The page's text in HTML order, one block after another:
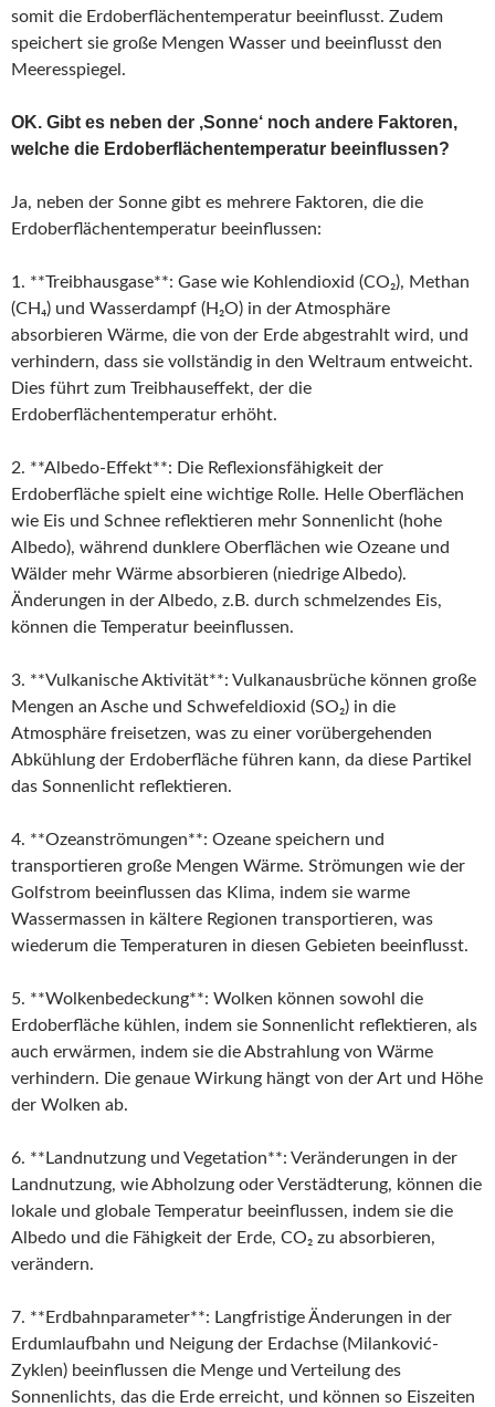
somit die Erdoberflächentemperatur beeinflusst. Zudem
speichert sie große Mengen Wasser und beeinflusst den
Meeresspiegel.
OK. Gibt es neben der ‚Sonne‘ noch andere Faktoren,
welche die Erdoberflächentemperatur beeinflussen?
Ja, neben der Sonne gibt es mehrere Faktoren, die die
Erdoberflächentemperatur beeinflussen:
1. **Treibhausgase**: Gase wie Kohlendioxid (CO₂), Methan
(CH₄) und Wasserdampf (H₂O) in der Atmosphäre
absorbieren Wärme, die von der Erde abgestrahlt wird, und
verhindern, dass sie vollständig in den Weltraum entweicht.
Dies führt zum Treibhauseffekt, der die
Erdoberflächentemperatur erhöht.
2. **Albedo-Effekt**: Die Reflexionsfähigkeit der
Erdoberfläche spielt eine wichtige Rolle. Helle Oberflächen
wie Eis und Schnee reflektieren mehr Sonnenlicht (hohe
Albedo), während dunklere Oberflächen wie Ozeane und
Wälder mehr Wärme absorbieren (niedrige Albedo).
Änderungen in der Albedo, z.B. durch schmelzendes Eis,
können die Temperatur beeinflussen.
3. **Vulkanische Aktivität**: Vulkanausbrüche können große
Mengen an Asche und Schwefeldioxid (SO₂) in die
Atmosphäre freisetzen, was zu einer vorübergehenden
Abkühlung der Erdoberfläche führen kann, da diese Partikel
das Sonnenlicht reflektieren.
4. **Ozeanströmungen**: Ozeane speichern und
transportieren große Mengen Wärme. Strömungen wie der
Golfstrom beeinflussen das Klima, indem sie warme
Wassermassen in kältere Regionen transportieren, was
wiederum die Temperaturen in diesen Gebieten beeinflusst.
5. **Wolkenbedeckung**: Wolken können sowohl die
Erdoberfläche kühlen, indem sie Sonnenlicht reflektieren, als
auch erwärmen, indem sie die Abstrahlung von Wärme
verhindern. Die genaue Wirkung hängt von der Art und Höhe
der Wolken ab.
6. **Landnutzung und Vegetation**: Veränderungen in der
Landnutzung, wie Abholzung oder Verstädterung, können die
lokale und globale Temperatur beeinflussen, indem sie die
Albedo und die Fähigkeit der Erde, CO₂ zu absorbieren,
verändern.
7. **Erdbahnparameter**: Langfristige Änderungen in der
Erdumlaufbahn und Neigung der Erdachse (Milanković-
Zyklen) beeinflussen die Menge und Verteilung des
Sonnenlichts, das die Erde erreicht, und können so Eiszeiten